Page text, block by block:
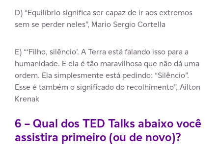
D) “Equilíbrio significa ser capaz de ir aos extremos
sem se perder neles”, Mario Sergio Cortella
E) “‘Filho, silêncio’. A Terra está falando isso para a
humanidade. E ela é tão maravilhosa que não dá uma
ordem. Ela simplesmente está pedindo: “Silêncio”.
Esse é também o significado do recolhimento”, Ailton
Krenak
6 – Qual dos TED Talks abaixo você
assistira primeiro (ou de novo)?